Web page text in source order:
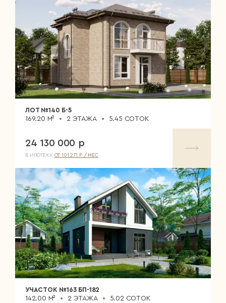
ЛОТ №140 Б-5
169.20 М² 2 ЭТАЖА 5.45 СОТОК
24 130 000 р
В ИПОТЕКУ ОТ 101 271 Р / МЕС
УЧАСТОК №163 БП-182
142.00 М² 2 ЭТАЖА 5.02 СОТОК